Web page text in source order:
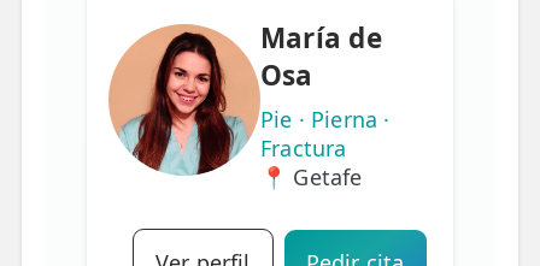
María de
Osa
Pie · Pierna ·
Fractura
📍 Getafe